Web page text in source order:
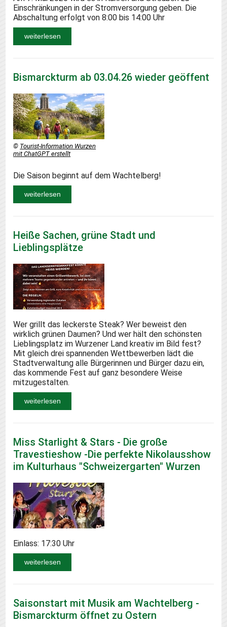
Einschränkungen in der Stromversorgung geben. Die
Abschaltung erfolgt von 8:00 bis 14:00 Uhr
weiterlesen
Bismarckturm ab 03.04.26 wieder geöffent
© Tourist-Information Wurzen
mit ChatGPT erstellt
Die Saison beginnt auf dem Wachtelberg!
weiterlesen
Heiße Sachen, grüne Stadt und
Lieblingsplätze
Wer grillt das leckerste Steak? Wer beweist den
wirklich grünen Daumen? Und wer hält den schönsten
Lieblingsplatz im Wurzener Land kreativ im Bild fest?
Mit gleich drei spannenden Wettbewerben lädt die
Stadtverwaltung alle Bürgerinnen und Bürger dazu ein,
das kommende Fest auf ganz besondere Weise
mitzugestalten.
weiterlesen
Miss Starlight & Stars - Die große
Travestieshow -Die perfekte Nikolausshow
im Kulturhaus "Schweizergarten" Wurzen
Einlass: 17:30 Uhr
weiterlesen
Saisonstart mit Musik am Wachtelberg -
Bismarckturm öffnet zu Ostern